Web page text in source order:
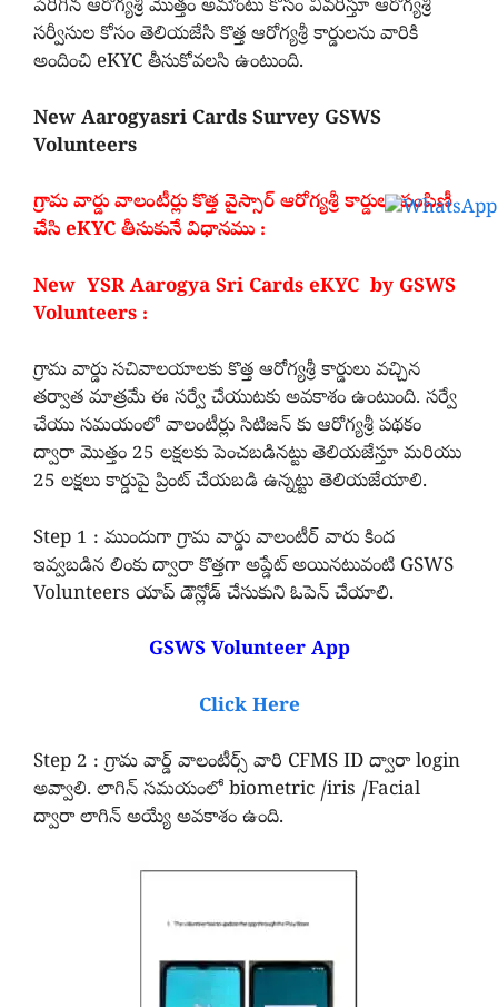
పెరిగిన ఆరోగ్యశ్రీ మొత్తం అమౌంటు కోసం వివరిస్తూ ఆరోగ్యశ్రీ
సర్వీసుల కోసం తెలియజేసి కొత్త ఆరోగ్యశ్రీ కార్డులను వారికి
అందించి eKYC తీసుకోవలసి ఉంటుంది.
New Aarogyasri Cards Survey GSWS
Volunteers
గ్రామ వార్డు వాలంటీర్లు కొత్త వైస్సార్ ఆరోగ్యశ్రీ కార్డులు పంపిణీ
చేసి eKYC తీసుకునే విధానము :
New YSR Aarogya Sri Cards eKYC by GSWS
Volunteers :
గ్రామ వార్డు సచివాలయాలకు కొత్త ఆరోగ్యశ్రీ కార్డులు వచ్చిన
తర్వాత మాత్రమే ఈ సర్వే చేయుటకు అవకాశం ఉంటుంది. సర్వే
చేయు సమయంలో వాలంటీర్లు సిటిజన్ కు ఆరోగ్యశ్రీ పథకం
ద్వారా మొత్తం 25 లక్షలకు పెంచబడినట్టు తెలియజేస్తూ మరియు
25 లక్షలు కార్డుపై ప్రింట్ చేయబడి ఉన్నట్టు తెలియజేయాలి.
Step 1 : ముందుగా గ్రామ వార్డు వాలంటీర్ వారు కింద
ఇవ్వబడిన లింకు ద్వారా కొత్తగా అప్డేట్ అయినటువంటి GSWS
Volunteers యాప్ డౌన్లోడ్ చేసుకుని ఓపెన్ చేయాలి.
GSWS Volunteer App
Click Here
Step 2 : గ్రామ వార్డ్ వాలంటీర్స్ వారి CFMS ID ద్వారా login
అవ్వాలి. లాగిన్ సమయంలో biometric /iris /Facial
ద్వారా లాగిన్ అయ్యే అవకాశం ఉంది.